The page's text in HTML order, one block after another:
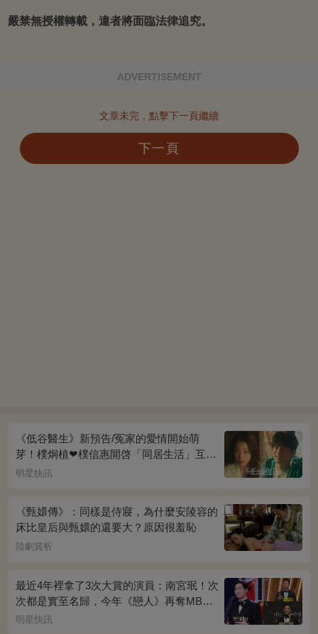
嚴禁無授權轉載，違者將面臨法律追究。
ADVERTISEMENT
文章未完，點擊下一頁繼續
下一頁
《低谷醫生》新預告/冤家的愛情開始萌
芽！樸炯植❤樸信惠開啓「同居生活」互相
共鳴、安慰~
明星快訊
《甄嬛傳》：同樣是侍寢，為什麼安陵容的
床比皇后與甄嬛的還要大？原因很羞恥
陸劇賞析
最近4年裡拿了3次大賞的演員：南宮珉！次
次都是實至名歸，今年《戀人》再奪MBC
演技大賞
明星快訊